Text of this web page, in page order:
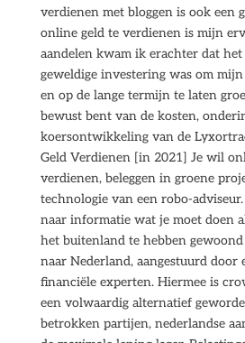
verdienen met bloggen is ook een
online geld te verdienen is mijn
aandelen kwam ik erachter dat
geweldige investering was om
en op de lange termijn te laten
bewust bent van de kosten,
koersontwikkeling van de
Geld Verdienen [in 2021] Je wil
verdienen, beleggen in groene
technologie van een robo-
naar informatie wat je moet doen
het buitenland te hebben
naar Nederland, aangestuurd door
financiële experten. Hiermee is
een volwaardig alternatief
betrokken partijen, nederlandse